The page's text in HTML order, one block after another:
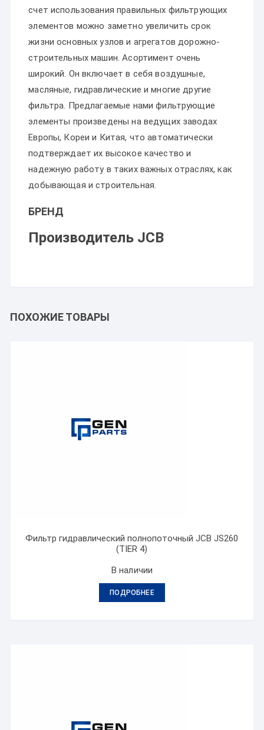
счет использования правильных фильтрующих
элементов можно заметно увеличить срок
жизни основных узлов и агрегатов дорожно-
строительных машин. Асортимент очень
широкий. Он включает в себя воздушные,
масляные, гидравлические и многие другие
фильтра. Предлагаемые нами фильтрующие
элементы произведены на ведущих заводах
Европы, Кореи и Китая, что автоматически
подтверждает их высокое качество и
надежную работу в таких важных отраслях, как
добывающая и строительная.
БРЕНД
Производитель JCB
ПОХОЖИЕ ТОВАРЫ
Фильтр гидравлический полнопоточный JCB JS260
(TIER 4)
В наличии
ПОДРОБНЕЕ